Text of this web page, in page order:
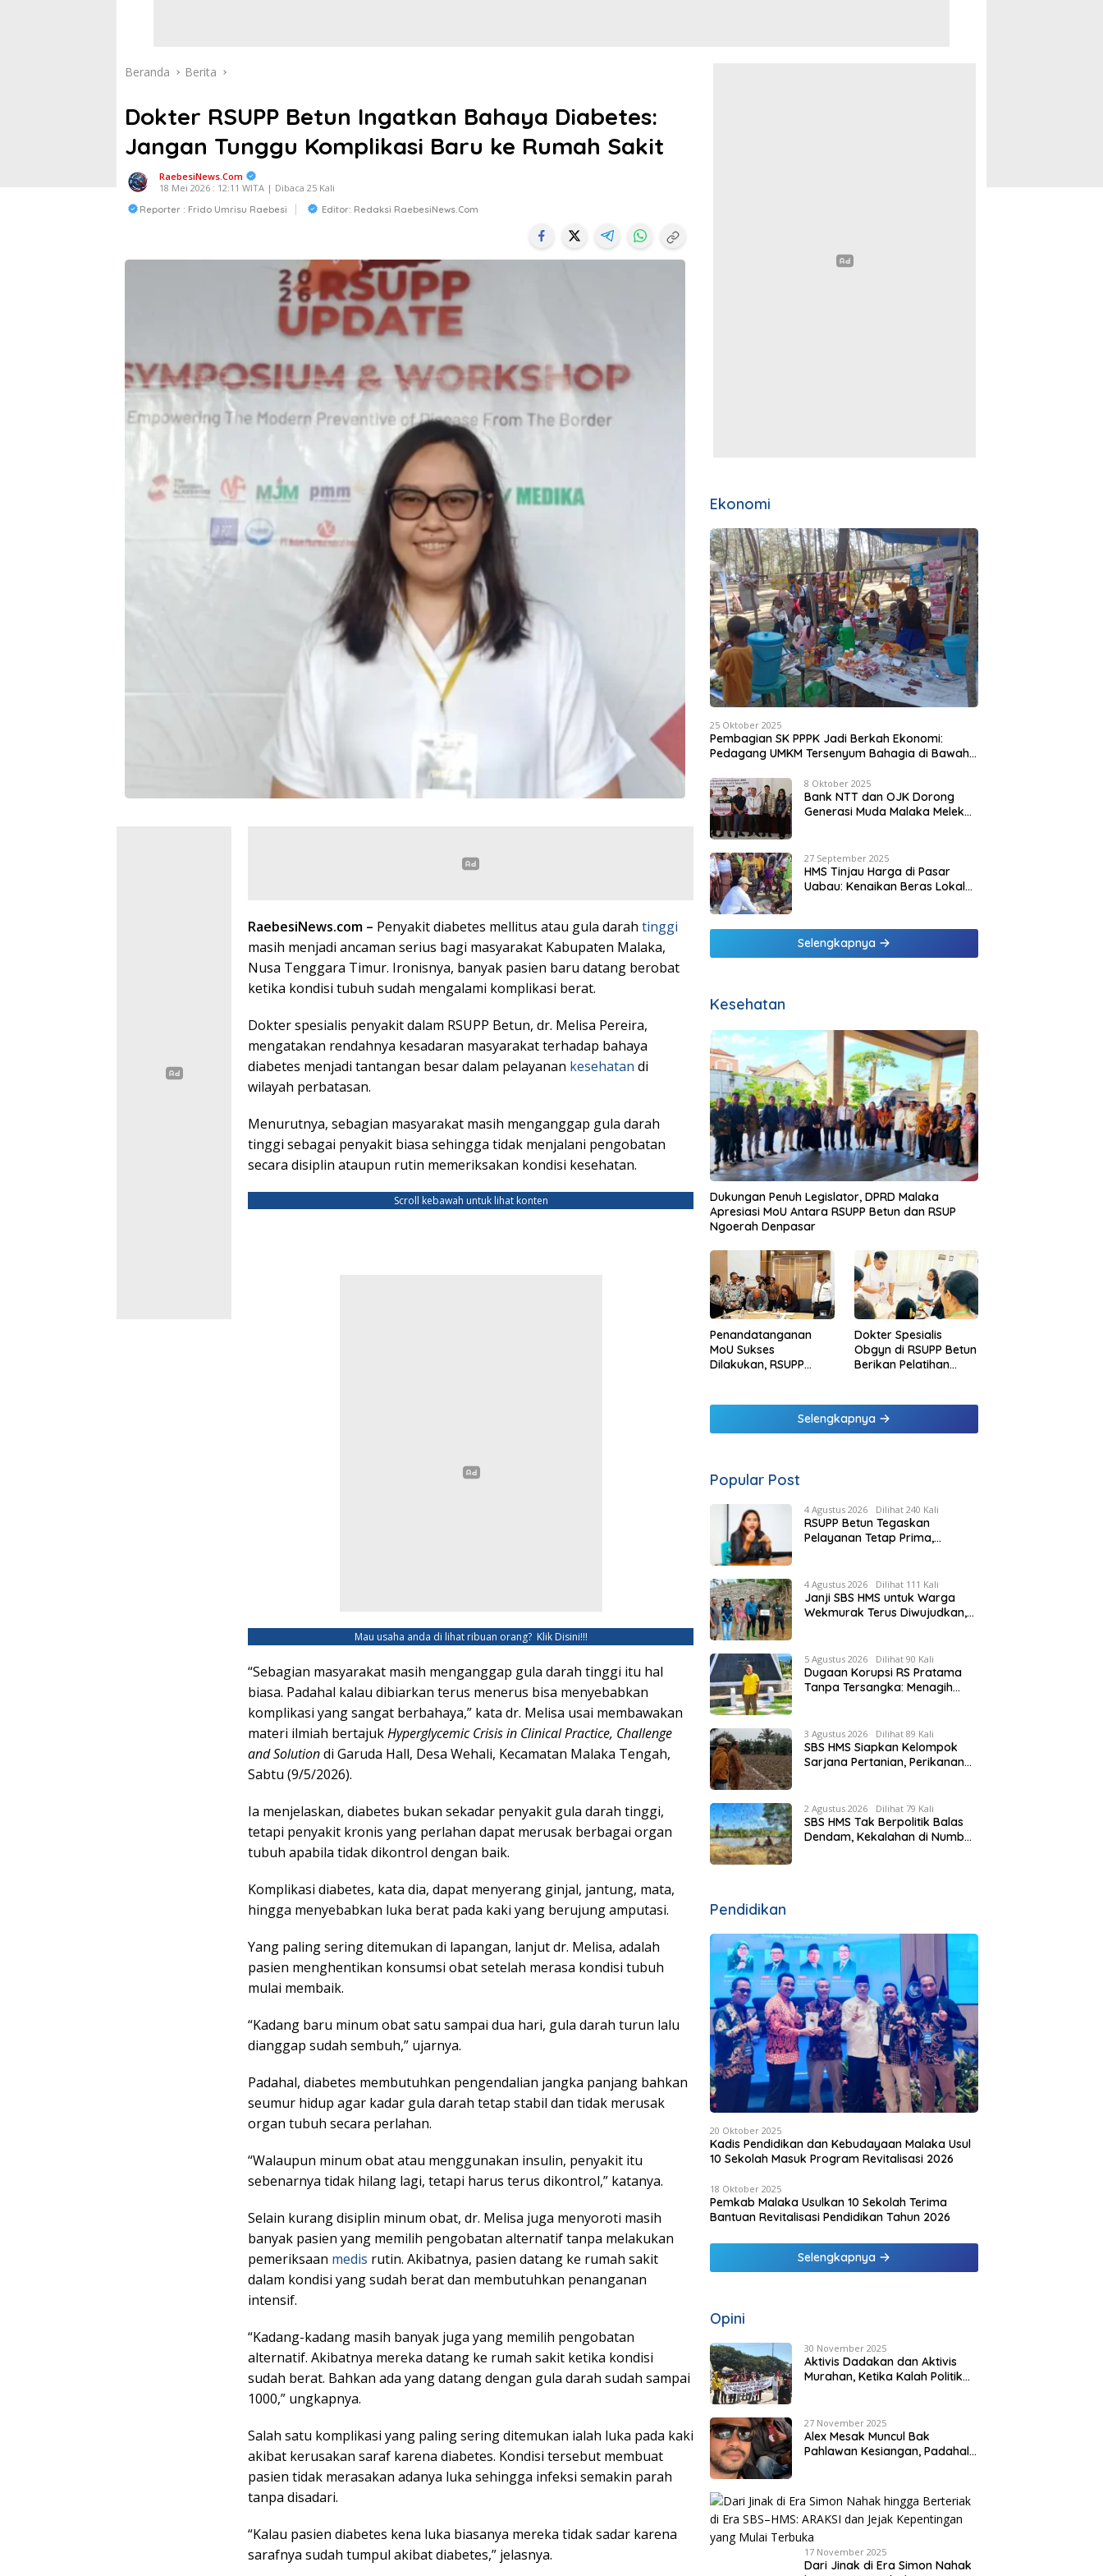
Beranda Berita
Dokter RSUPP Betun Ingatkan Bahaya Diabetes:
Jangan Tunggu Komplikasi Baru ke Rumah Sakit
RaebesiNews.Com
18 Mei 2026 : 12:11 WITA | Dibaca 25 Kali
Reporter : Frido Umrisu Raebesi Editor: Redaksi RaebesiNews.com
RaebesiNews.com – Penyakit diabetes mellitus atau gula darah tinggi
masih menjadi ancaman serius bagi masyarakat Kabupaten Malaka,
Nusa Tenggara Timur. Ironisnya, banyak pasien baru datang berobat
ketika kondisi tubuh sudah mengalami komplikasi berat.
Dokter spesialis penyakit dalam RSUPP Betun, dr. Melisa Pereira,
mengatakan rendahnya kesadaran masyarakat terhadap bahaya
diabetes menjadi tantangan besar dalam pelayanan kesehatan di
wilayah perbatasan.
Menurutnya, sebagian masyarakat masih menganggap gula darah
tinggi sebagai penyakit biasa sehingga tidak menjalani pengobatan
secara disiplin ataupun rutin memeriksakan kondisi kesehatan.
Scroll kebawah untuk lihat konten
Mau usaha anda di lihat ribuan orang?Klik Disini!!!
“Sebagian masyarakat masih menganggap gula darah tinggi itu hal
biasa. Padahal kalau dibiarkan terus menerus bisa menyebabkan
komplikasi yang sangat berbahaya,” kata dr. Melisa usai membawakan
materi ilmiah bertajukHyperglycemic Crisis in Clinical Practice, Challenge
and Solutiondi Garuda Hall, Desa Wehali, Kecamatan Malaka Tengah,
Sabtu (9/5/2026).
Ia menjelaskan, diabetes bukan sekadar penyakit gula darah tinggi,
tetapi penyakit kronis yang perlahan dapat merusak berbagai organ
tubuh apabila tidak dikontrol dengan baik.
Komplikasi diabetes, kata dia, dapat menyerang ginjal, jantung, mata,
hingga menyebabkan luka berat pada kaki yang berujung amputasi.
Yang paling sering ditemukan di lapangan, lanjut dr. Melisa, adalah
pasien menghentikan konsumsi obat setelah merasa kondisi tubuh
mulai membaik.
“Kadang baru minum obat satu sampai dua hari, gula darah turun lalu
dianggap sudah sembuh,” ujarnya.
Padahal, diabetes membutuhkan pengendalian jangka panjang bahkan
seumur hidup agar kadar gula darah tetap stabil dan tidak merusak
organ tubuh secara perlahan.
“Walaupun minum obat atau menggunakan insulin, penyakit itu
sebenarnya tidak hilang lagi, tetapi harus terus dikontrol,” katanya.
Selain kurang disiplin minum obat, dr. Melisa juga menyoroti masih
banyak pasien yang memilih pengobatan alternatif tanpa melakukan
pemeriksaan medis rutin. Akibatnya, pasien datang ke rumah sakit
dalam kondisi yang sudah berat dan membutuhkan penanganan
intensif.
“Kadang-kadang masih banyak juga yang memilih pengobatan
alternatif. Akibatnya mereka datang ke rumah sakit ketika kondisi
sudah berat. Bahkan ada yang datang dengan gula darah sudah sampai
1000,” ungkapnya.
Salah satu komplikasi yang paling sering ditemukan ialah luka pada kaki
akibat kerusakan saraf karena diabetes. Kondisi tersebut membuat
pasien tidak merasakan adanya luka sehingga infeksi semakin parah
tanpa disadari.
“Kalau pasien diabetes kena luka biasanya mereka tidak sadar karena
sarafnya sudah tumpul akibat diabetes,” jelasnya.
Ekonomi
25 Oktober 2025
Pembagian SK PPPK Jadi Berkah Ekonomi:
Pedagang UMKM Tersenyum Bahagia di Bawah
8 Oktober 2025
Bank NTT dan OJK Dorong
Generasi Muda Malaka Melek
27 September 2025
HMS Tinjau Harga di Pasar
Uabau: Kenaikan Beras Lokal
Selengkapnya
Kesehatan
Dukungan Penuh Legislator, DPRD Malaka
Apresiasi MoU Antara RSUPP Betun dan RSUP
Ngoerah Denpasar
Penandatanganan
MoU Sukses
Dilakukan, RSUPP
Ngoerah
Dokter Spesialis
Obgyn di RSUPP Betun
Berikan Pelatihan
Persalinan Bagi
Tenaga Kesehatan di
Selengkapnya
Popular Post
4 Agustus 2026 Dilihat 240 Kali
RSUPP Betun Tegaskan
Pelayanan Tetap Prima,
Penuhnya ICU RS Tujuan
4 Agustus 2026 Dilihat 111 Kali
Janji SBS HMS untuk Warga
Wekmurak Terus Diwujudkan,
Rp4,57 Miliar
5 Agustus 2026 Dilihat 90 Kali
Dugaan Korupsi RS Pratama
Tanpa Tersangka: Menagih
3 Agustus 2026 Dilihat 89 Kali
SBS HMS Siapkan Kelompok
Sarjana Pertanian, Perikanan
Modal
2 Agustus 2026 Dilihat 79 Kali
SBS HMS Tak Berpolitik Balas
Dendam, Kekalahan di Numbei
Pendidikan
20 Oktober 2025
Kadis Pendidikan dan Kebudayaan Malaka Usul
10 Sekolah Masuk Program Revitalisasi 2026
18 Oktober 2025
Pemkab Malaka Usulkan 10 Sekolah Terima
Bantuan Revitalisasi Pendidikan Tahun 2026
Selengkapnya
Opini
30 November 2025
Aktivis Dadakan dan Aktivis
Murahan, Ketika Kalah Politik
27 November 2025
Alex Mesak Muncul Bak
Pahlawan Kesiangan, Padahal
17 November 2025
Dari Jinak di Era Simon Nahak